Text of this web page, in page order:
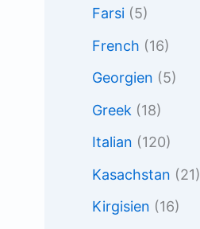
Farsi (5)
French (16)
Georgien (5)
Greek (18)
Italian (120)
Kasachstan (21)
Kirgisien (16)